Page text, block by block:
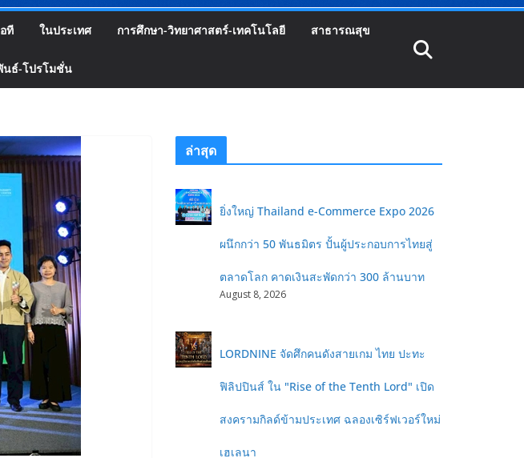
ที ในประเทศ การศึกษา-วิทยาศาสตร์-เทคโนโลยี สาธารณสุข
นธ์-โปรโมชั่น
ล่าสุด
ยิ่งใหญ่ Thailand e-Commerce Expo 2026
ผนึกกว่า 50 พันธมิตร ปั้นผู้ประกอบการไทยสู่
ตลาดโลก คาดเงินสะพัดกว่า 300 ล้านบาท
August 8, 2026
LORDNINE จัดศึกคนดังสายเกม ไทย ปะทะ
ฟิลิปปินส์ ใน "Rise of the Tenth Lord" เปิด
สงครามกิลด์ข้ามประเทศ ฉลองเซิร์ฟเวอร์ใหม่
เฮเลนา